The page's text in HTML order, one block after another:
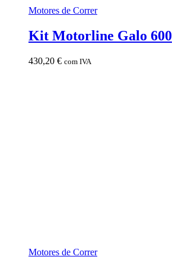
Motores de Correr
Kit Motorline Galo 600
430,20 € com IVA
Motores de Correr